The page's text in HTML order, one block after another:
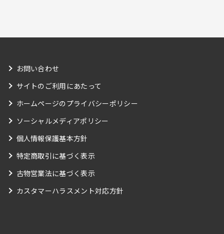
お問い合わせ
サイトのご利用にあたって
ホームページのプライバシーポリシー
ソーシャルメディアポリシー
個人情報保護基本方針
特定商取引に基づく表示
古物営業法に基づく表示
カスタマーハラスメント対応方針